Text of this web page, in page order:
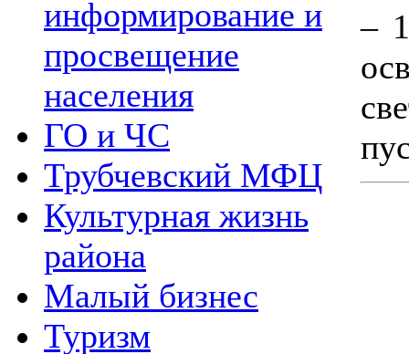
информирование и
просвещение
населения
ГО и ЧС
Трубчевский МФЦ
Культурная жизнь
района
Малый бизнес
Туризм
–